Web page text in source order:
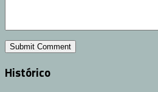
Histórico